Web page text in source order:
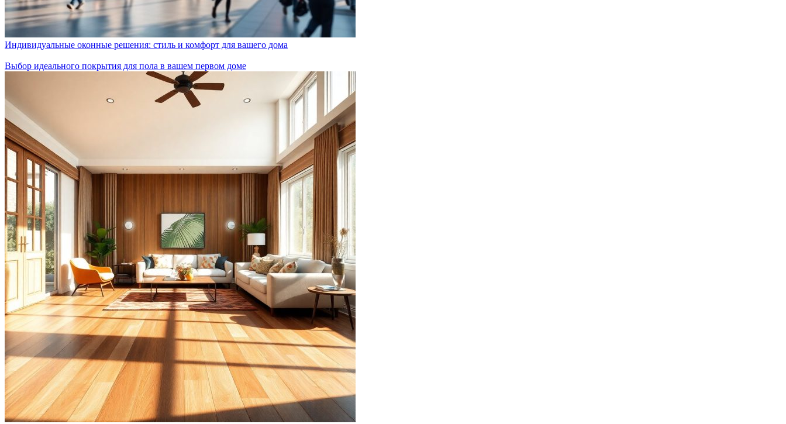
Индивидуальные оконные решения: стиль и комфорт для вашего дома
Выбор идеального покрытия для пола в вашем первом доме